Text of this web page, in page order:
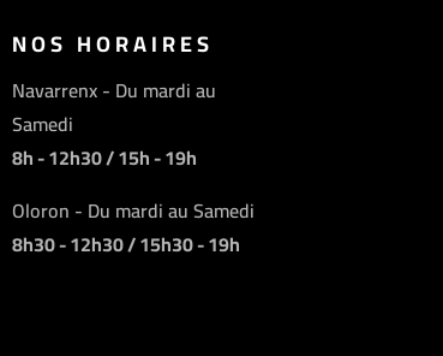
NOS HORAIRES
Navarrenx - Du mardi au
Samedi
8h - 12h30 / 15h - 19h
Oloron - Du mardi au Samedi
8h30 - 12h30 / 15h30 - 19h